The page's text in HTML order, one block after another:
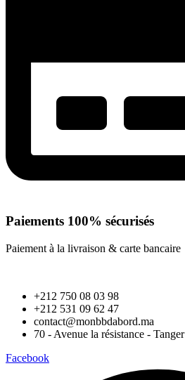
Paiements 100% sécurisés
Paiement à la livraison & carte bancaire
+212 750 08 03 98
+212 531 09 62 47
contact@monbbdabord.ma
70 - Avenue la résistance - Tanger
Facebook